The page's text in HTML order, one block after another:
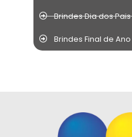
Brindes Dia dos Pais
Brindes Final de Ano